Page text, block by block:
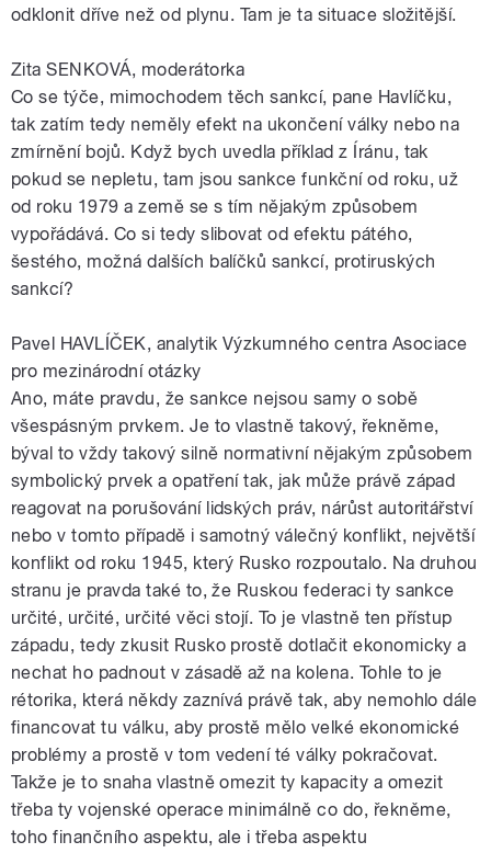
odklonit dříve než od plynu. Tam je ta situace složitější.
Zita SENKOVÁ, moderátorka
Co se týče, mimochodem těch sankcí, pane Havlíčku,
tak zatím tedy neměly efekt na ukončení války nebo na
zmírnění bojů. Když bych uvedla příklad z Íránu, tak
pokud se nepletu, tam jsou sankce funkční od roku, už
od roku 1979 a země se s tím nějakým způsobem
vypořádává. Co si tedy slibovat od efektu pátého,
šestého, možná dalších balíčků sankcí, protiruských
sankcí?
Pavel HAVLÍČEK, analytik Výzkumného centra Asociace
pro mezinárodní otázky
Ano, máte pravdu, že sankce nejsou samy o sobě
všespásným prvkem. Je to vlastně takový, řekněme,
býval to vždy takový silně normativní nějakým způsobem
symbolický prvek a opatření tak, jak může právě západ
reagovat na porušování lidských práv, nárůst autoritářství
nebo v tomto případě i samotný válečný konflikt, největší
konflikt od roku 1945, který Rusko rozpoutalo. Na druhou
stranu je pravda také to, že Ruskou federaci ty sankce
určité, určité, určité věci stojí. To je vlastně ten přístup
západu, tedy zkusit Rusko prostě dotlačit ekonomicky a
nechat ho padnout v zásadě až na kolena. Tohle to je
rétorika, která někdy zaznívá právě tak, aby nemohlo dále
financovat tu válku, aby prostě mělo velké ekonomické
problémy a prostě v tom vedení té války pokračovat.
Takže je to snaha vlastně omezit ty kapacity a omezit
třeba ty vojenské operace minimálně co do, řekněme,
toho finančního aspektu, ale i třeba aspektu